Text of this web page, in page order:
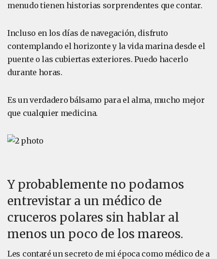
menudo tienen historias sorprendentes que contar.
Incluso en los días de navegación, disfruto
contemplando el horizonte y la vida marina desde el
puente o las cubiertas exteriores. Puedo hacerlo
durante horas.
Es un verdadero bálsamo para el alma, mucho mejor
que cualquier medicina.
Y probablemente no podamos
entrevistar a un médico de
cruceros polares sin hablar al
menos un poco de los mareos.
Les contaré un secreto de mi época como médico de a